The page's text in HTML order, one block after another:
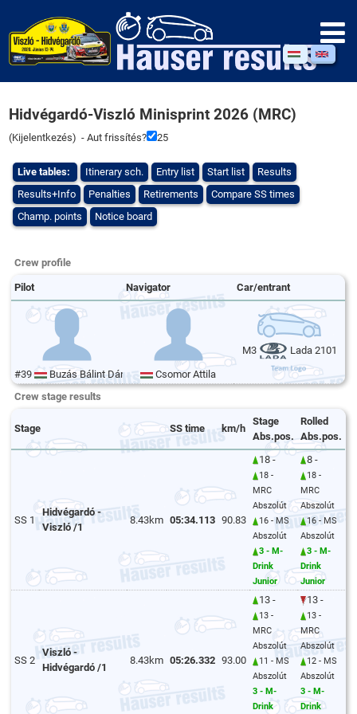
Hidvégardó-Viszló Minisprint 2026 (MRC)
(Kijelentkezés) - Aut frissítés? 25
Live tables: Itinerary sch. Entry list Start list
Results
Results+Info
Penalties Retirements
Compare SS times
Champ. points
Notice board
Crew profile
Pilot Navigator Car/entrant
#39 Buzás Bálint Dániel Csomor Attila
M3 Lada 2101
Crew stage results
Stage SS time km/h
Stage
Abs.pos.
Rolled
Abs.pos.
SS 1
Hidvégardó -
Viszló /1
8.43km 05:34.113 90.83
18 -
18 -
MRC
Abszolút
16 - MS
Abszolút
3 - M-
Drink
Junior
8 -
18 -
MRC
Abszolút
16 - MS
Abszolút
3 - M-
Drink
Junior
SS 2
Viszló -
Hidvégardó /1
8.43km 05:26.332 93.00
13 -
13 -
MRC
Abszolút
11 - MS
Abszolút
3 - M-
Drink
13 -
13 -
MRC
Abszolút
12 - MS
Abszolút
3 - M-
Drink